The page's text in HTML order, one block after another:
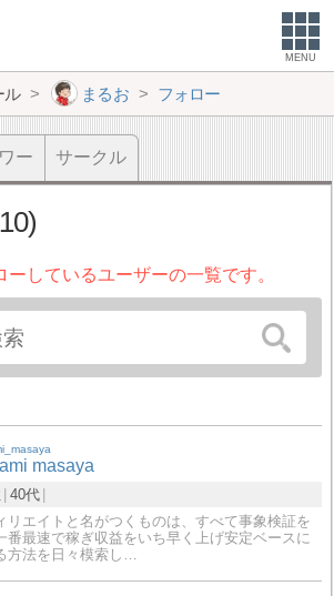
MENU
ル まるお フォロー
ー サークル
ーしているユーザーの一覧です。
masaya
40代
リエイトと名がつくものは、すべて事象検証を
番最速で稼ぎ収益をいち早く上げ安定ベースに
方法を日々模索し…